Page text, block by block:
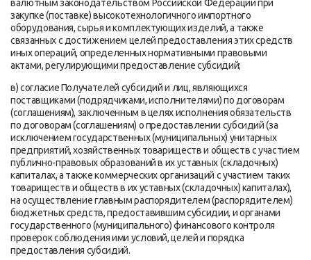
валютным законодательством Российской Федерации при
закупке (поставке) высокотехнологичного импортного
оборудования, сырья и комплектующих изделий, а также
связанных с достижением целей предоставления этих средств
иных операций, определенных нормативными правовыми
актами, регулирующими предоставление субсидий;
в) согласие Получателей субсидий и лиц, являющихся
поставщиками (подрядчиками, исполнителями) по договорам
(соглашениям), заключенным в целях исполнения обязательств
по договорам (соглашениям) о предоставлении субсидий (за
исключением государственных (муниципальных) унитарных
предприятий, хозяйственных товариществ и обществ с участием
публично-правовых образований в их уставных (складочных)
капиталах, а также коммерческих организаций с участием таких
товариществ и обществ в их уставных (складочных) капиталах),
на осуществление главным распорядителем (распорядителем)
бюджетных средств, предоставившим субсидии, и органами
государственного (муниципального) финансового контроля
проверок соблюдения ими условий, целей и порядка
предоставления субсидий.